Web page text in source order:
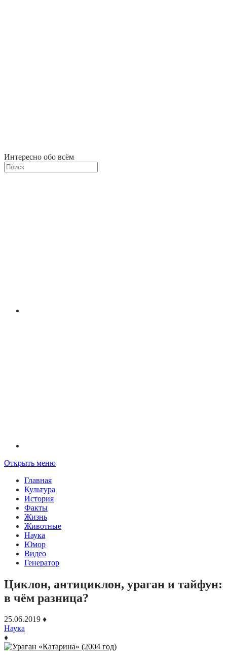
Интересно обо всём
Открыть меню
Главная
Культура
История
Факты
Жизнь
Животные
Наука
Юмор
Видео
Генератор
Циклон, антициклон, ураган и тайфун:
в чём разница?
25.06.2019 ♦
Наука
♦